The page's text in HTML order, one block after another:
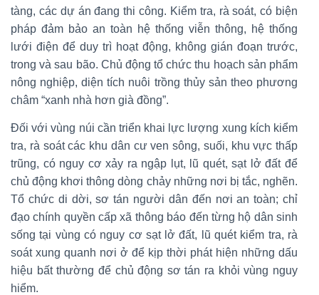
tàng, các dự án đang thi công. Kiểm tra, rà soát, có biện
pháp đảm bảo an toàn hệ thống viễn thông, hệ thống
lưới điện để duy trì hoạt động, không gián đoạn trước,
trong và sau bão. Chủ động tổ chức thu hoạch sản phẩm
nông nghiệp, diện tích nuôi trồng thủy sản theo phương
châm “xanh nhà hơn già đồng”.
Đối với vùng núi cần triển khai lực lượng xung kích kiểm
tra, rà soát các khu dân cư ven sông, suối, khu vực thấp
trũng, có nguy cơ xảy ra ngập lụt, lũ quét, sạt lở đất để
chủ động khơi thông dòng chảy những nơi bị tắc, nghẽn.
Tổ chức di dời, sơ tán người dân đến nơi an toàn; chỉ
đạo chính quyền cấp xã thông báo đến từng hộ dân sinh
sống tại vùng có nguy cơ sạt lở đất, lũ quét kiểm tra, rà
soát xung quanh nơi ở để kịp thời phát hiện những dấu
hiệu bất thường để chủ động sơ tán ra khỏi vùng nguy
hiểm.